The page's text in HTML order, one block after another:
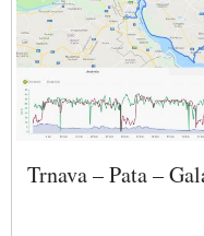
Trnava – Pata –